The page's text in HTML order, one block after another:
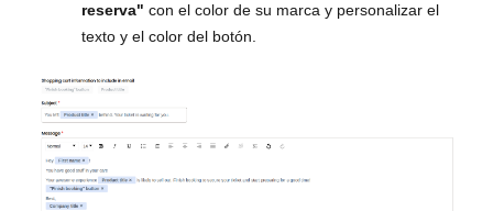
reserva" con el color de su marca y personalizar el
texto y el color del botón.